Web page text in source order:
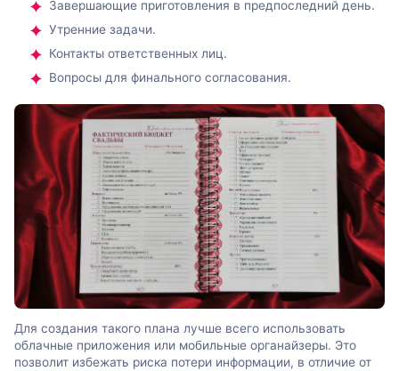
Завершающие приготовления в предпоследний день.
Утренние задачи.
Контакты ответственных лиц.
Вопросы для финального согласования.
Для создания такого плана лучше всего использовать
облачные приложения или мобильные органайзеры. Это
позволит избежать риска потери информации, в отличие от